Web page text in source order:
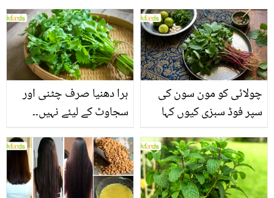
ہرا دھنیا صرف چٹنی اور
سجاوٹ کے لیئے نہیں۔۔
انگیز فوائد جو شاید ہی آپ
کو معلوم ہوں
چولائی کو مون سون کی
سپر فوڈ سبزی کیوں کہا
منرلز اور اینٹی آکسیڈنٹس
سے بھرپور اس سبزی کے
فائدے